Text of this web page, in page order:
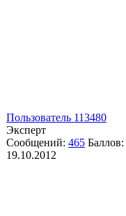
Пользователь 113480
Эксперт
Сообщений: 465 Баллов:
19.10.2012